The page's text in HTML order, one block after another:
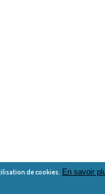
de cookies. En savoir